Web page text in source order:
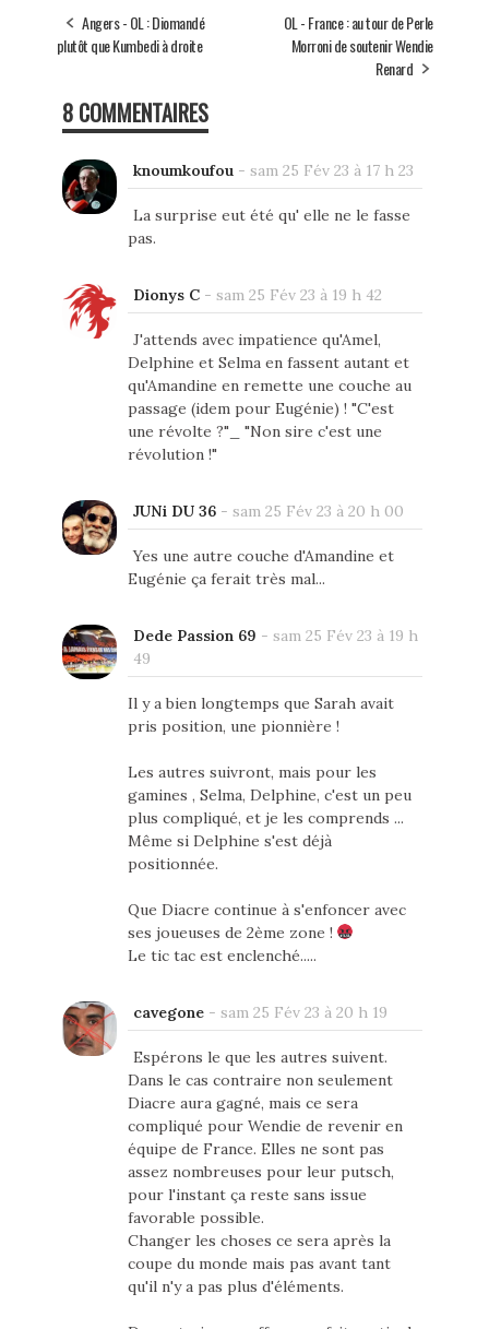
Angers - OL : Diomandé
plutôt que Kumbedi à droite
OL - France : au tour de Perle
Morroni de soutenir Wendie
Renard
8 COMMENTAIRES
knoumkoufou- sam 25 Fév 23 à 17 h 23
La surprise eut été qu' elle ne le fasse
pas.
Dionys C- sam 25 Fév 23 à 19 h 42
J'attends avec impatience qu'Amel,
Delphine et Selma en fassent autant et
qu'Amandine en remette une couche au
passage (idem pour Eugénie) ! "C'est
une révolte ?"_ "Non sire c'est une
révolution !"
JUNi DU 36- sam 25 Fév 23 à 20 h 00
Yes une autre couche d'Amandine et
Eugénie ça ferait très mal...
Dede Passion 69 - sam 25 Fév 23 à 19 h
49
Il y a bien longtemps que Sarah avait
pris position, une pionnière !
Les autres suivront, mais pour les
gamines , Selma, Delphine, c'est un peu
plus compliqué, et je les comprends ...
Même si Delphine s'est déjà
positionnée.
Que Diacre continue à s'enfoncer avec
ses joueuses de 2ème zone !
Le tic tac est enclenché.....
cavegone- sam 25 Fév 23 à 20 h 19
Espérons le que les autres suivent.
Dans le cas contraire non seulement
Diacre aura gagné, mais ce sera
compliqué pour Wendie de revenir en
équipe de France. Elles ne sont pas
assez nombreuses pour leur putsch,
pour l'instant ça reste sans issue
favorable possible.
Changer les choses ce sera après la
coupe du monde mais pas avant tant
qu'il n'y a pas plus d'éléments.